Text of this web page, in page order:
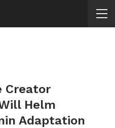
Creator
Helm
Adaptation